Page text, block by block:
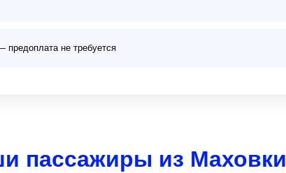
не требуется
пассажиры из Маховки